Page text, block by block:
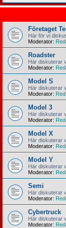
Företaget
Här för vi
Moderator:
Roadster
Här diskuterar
Moderator:
Model S
Här diskuterar
Moderator:
Model 3
Här diskuterar
Moderator:
Model X
Här diskuterar
Moderator:
Model Y
Här diskuterar
Moderator:
Semi
Här diskuterar
Moderator:
Cybertruck
Här diskuterar
Moderator: